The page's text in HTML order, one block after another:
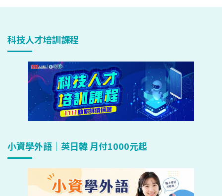
科技人才培訓課程
小資學外語｜英日韓 月付1000元起